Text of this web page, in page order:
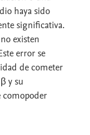
haya sido
significativa.
existen
error se
de cometer
y su
comopoder